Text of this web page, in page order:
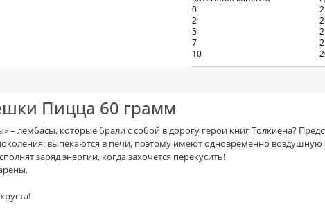
0
2
5
7
10
Пицца 60 грамм
– лембасы, которые брали с собой в дорогу герои книг Толкиена?
выпекаются в печи, поэтому имеют одновременно воздушную
заряд энергии, когда захочется перекусить!